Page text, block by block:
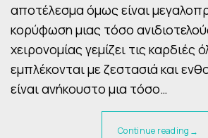
αποτέλεσμα όμως είναι
κορύφωση μιας τόσο
χειρονομίας γεμίζει τις καρδιές
εμπλέκονται με ζεστασιά και
είναι ανήκουστο μια τόσο…
Continue reading →